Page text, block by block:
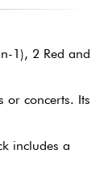
1), 2 Red and
or concerts. Its
includes a